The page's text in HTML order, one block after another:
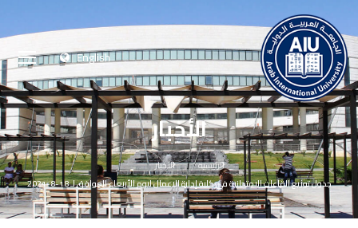
English
الأخبار
الرئيسية
الأخبار
جدول توزيع القاعات الامتحانية في كلية إدارة الاعمال ليوم الأربعاء الموافق لـ 18-8-2021